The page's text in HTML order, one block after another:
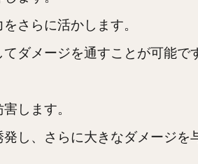
さらに活かします。
ダメージを通すことが可能で
します。
し、さらに大きなダメージを